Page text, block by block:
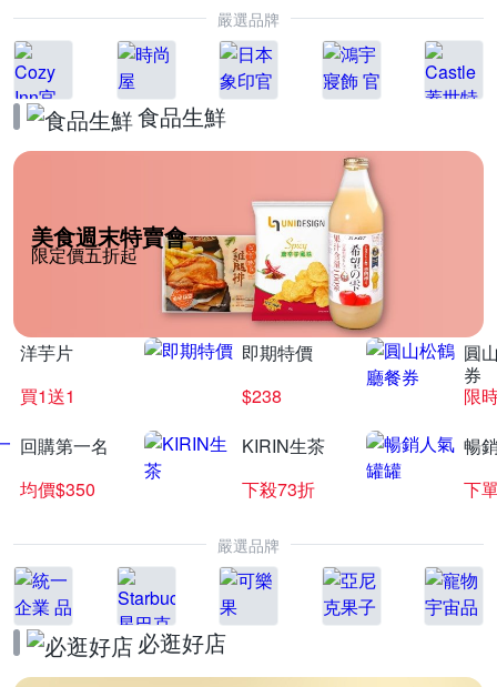
嚴選品牌
食品生鮮
美食週末特賣會
限定價五折起
洋芋片
買1送1
即期特價
$238
圓
券
限
回購第一名
均價$350
KIRIN生茶
下殺73折
暢
下
嚴選品牌
必逛好店